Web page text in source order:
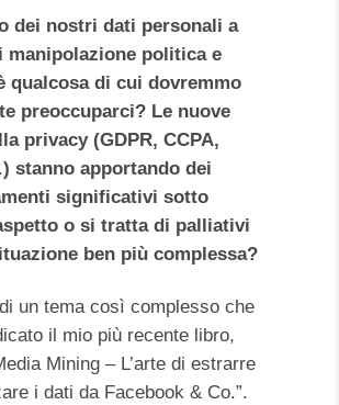
dei nostri dati personali a
manipolazione politica e
qualcosa di cui dovremmo
preoccuparci? Le nuove
privacy (GDPR, CCPA,
stanno apportando dei
significativi sotto
o si tratta di palliativi
ben più complessa?
un tema così complesso che
il mio più recente libro,
Mining – L’arte di estrarre
i dati da Facebook & Co.”.